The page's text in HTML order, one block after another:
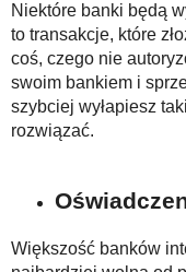
Niektóre banki będą
to transakcje, które
coś, czego nie
swoim bankiem i
szybciej wyłapiesz
rozwiązać.
Większość banków